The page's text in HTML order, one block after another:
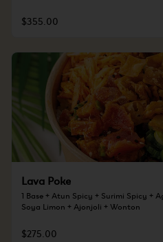
$355.00
Lava Poke
1 Base + Atun Spicy + Surimi Spicy +
Soya Limon + Ajonjoli + Wonton
$275.00